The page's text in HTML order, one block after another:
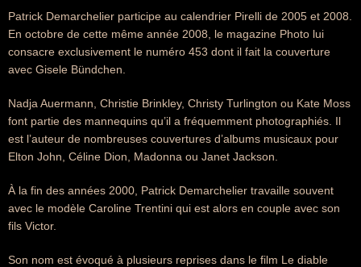
Patrick Demarchelier participe au calendrier Pirelli de 2005 et 2008.
En octobre de cette même année 2008, le magazine Photo lui
consacre exclusivement le numéro 453 dont il fait la couverture
avec Gisele Bündchen.
Nadja Auermann, Christie Brinkley, Christy Turlington ou Kate Moss
font partie des mannequins qu’il a fréquemment photographiés. Il
est l’auteur de nombreuses couvertures d’albums musicaux pour
Elton John, Céline Dion, Madonna ou Janet Jackson.
À la fin des années 2000, Patrick Demarchelier travaille souvent
avec le modèle Caroline Trentini qui est alors en couple avec son
fils Victor.
Son nom est évoqué à plusieurs reprises dans le film Le diable